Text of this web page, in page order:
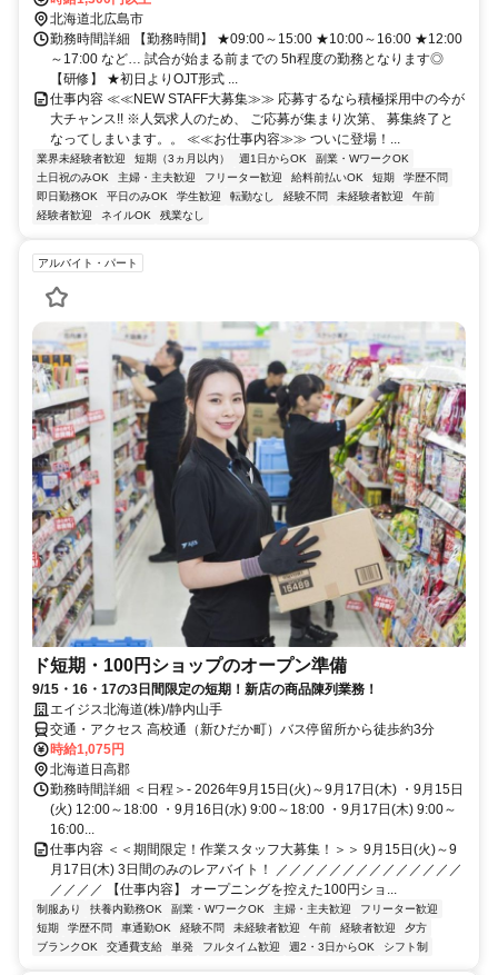
北海道北広島市
勤務時間詳細 【勤務時間】 ★09:00～15:00 ★10:00～16:00 ★12:00
～17:00 など… 試合が始まる前までの 5h程度の勤務となります◎
【研修】 ★初日よりOJT形式 ...
仕事内容 ≪≪NEW STAFF大募集≫≫ 応募するなら積極採用中の今が
大チャンス!! ※人気求人のため、 ご応募が集まり次第、 募集終了と
なってしまいます。。 ≪≪お仕事内容≫≫ ついに登場！...
業界未経験者歓迎 短期（3ヵ月以内） 週1日からOK
副業・WワークOK
土日祝のみOK
主婦・主夫歓迎 フリーター歓迎 給料前払いOK 短期
学歴不問
即日勤務OK
平日のみOK 学生歓迎 転勤なし 経験不問 未経験者歓迎
午前
経験者歓迎
ネイルOK 残業なし
アルバイト・パート
ド短期・100円ショップのオープン準備
9/15・16・17の3日間限定の短期！新店の商品陳列業務！
エイジス北海道(株)/静内山手
交通・アクセス 高校通（新ひだか町）バス停留所から徒歩約3分
時給1,075円
北海道日高郡
勤務時間詳細 ＜日程＞- 2026年9月15日(火)～9月17日(木) ・9月15日
(火) 12:00～18:00 ・9月16日(水) 9:00～18:00 ・9月17日(木) 9:00～
16:00...
仕事内容 ＜＜期間限定！作業スタッフ大募集！＞＞ 9月15日(火)～9
月17日(木) 3日間のみのレアバイト！ ／／／／／／／／／／／／／／
／／／／ 【仕事内容】 オープニングを控えた100円ショ...
制服あり 扶養内勤務OK 副業・WワークOK 主婦・主夫歓迎
フリーター歓迎
短期
学歴不問 車通勤OK 経験不問 未経験者歓迎 午前 経験者歓迎
夕方
ブランクOK
交通費支給 単発 フルタイム歓迎 週2・3日からOK シフト制